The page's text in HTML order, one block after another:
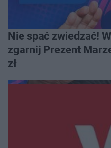
Nie spać zwiedzać!
zgarnij Prezent
zł